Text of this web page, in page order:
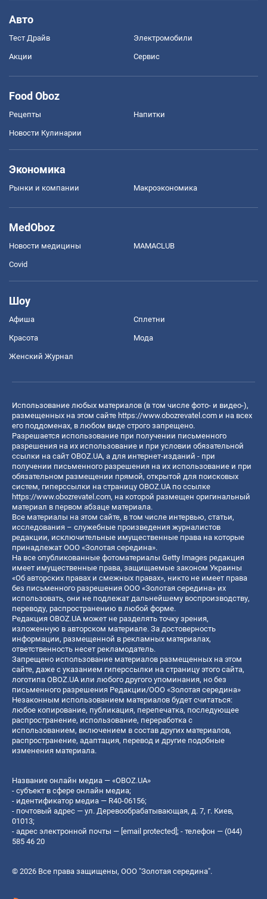
Авто
Тест Драйв Электромобили
Акции Сервис
Food Oboz
Рецепты Напитки
Новости Кулинарии
Экономика
Рынки и компании Mакроэкономика
MedOboz
Новости медицины MAMACLUB
Covid
Шоу
Афиша Сплетни
Красота Мода
Женский Журнал
Использование любых материалов (в том числе фото- и видео-),
размещенных на этом сайте https://www.obozrevatel.com и на всех
его поддоменах, в любом виде строго запрещено.
Разрешается использование при получении письменного
разрешения на их использование и при условии обязательной
ссылки на сайт OBOZ.UA, а для интернет-изданий - при
получении письменного разрешения на их использование и при
обязательном размещении прямой, открытой для поисковых
систем, гиперссылки на страницу OBOZ.UA по ссылке
https://www.obozrevatel.com, на которой размещен оригинальный
материал в первом абзаце материала.
Все материалы на этом сайте, в том числе интервью, статьи,
исследования – служебные произведения журналистов
редакции, исключительные имущественные права на которые
принадлежат ООО «Золотая середина».
На все опубликованные фотоматериалы Getty Images редакция
имеет имущественные права, защищаемые законом Украины
«Об авторских правах и смежных правах», никто не имеет права
без письменного разрешения ООО «Золотая середина» их
использовать, они не подлежат дальнейшему воспроизводству,
переводу, распространению в любой форме.
Редакция OBOZ.UA может не разделять точку зрения,
изложенную в авторском материале. За достоверность
информации, размещенной в рекламных материалах,
ответственность несет рекламодатель.
Запрещено использование материалов размещенных на этом
сайте, даже с указанием гиперссылки на страницу этого сайта,
логотипа OBOZ.UA или любого другого упоминания, но без
письменного разрешения Редакции/ООО «Золотая середина»
Незаконным использованием материалов будет считаться:
любое копирование, публикация, перепечатка, последующее
распространение, использование, переработка с
использованием, включением в состав других материалов,
распространение, адаптация, перевод и другие подобные
изменения материала.
Название онлайн медиа — «OBOZ.UA»
- субъект в сфере онлайн медиа;
- идентификатор медиа — R40-06156;
- почтовый адрес — ул. Деревообрабатывающая, д. 7, г. Киев,
01013;
- адрес электронной почты — [email protected] ; - телефон — (044)
585 46 20
© 2026 Все права защищены, ООО "Золотая середина".